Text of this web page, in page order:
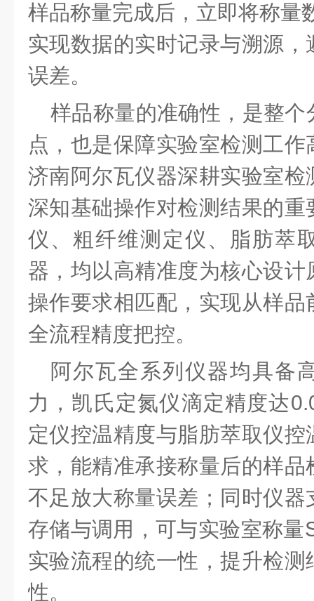
样品称量完成后，立即将称量
实现数据的实时记录与溯源
误差。
样品称量的准确性，是整个
点，也是保障实验室检测工
济南阿尔瓦仪器深耕实验室
深知基础操作对检测结果的
仪、粗纤维测定仪、脂肪萃
器，均以高精准度为核心设
操作要求相匹配，实现从样
全流程精度把控。
阿尔瓦全系列仪器均具备
力，凯氏定氮仪滴定精度达
定仪控温精度与脂肪萃取仪控
求 ，能精准承接称量后的样
不足放大称量误差；同时仪
存储与调用，可与实验室称量
实验流程的统一性，提升检
性。